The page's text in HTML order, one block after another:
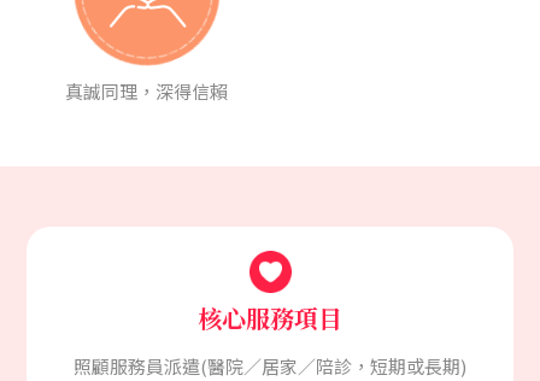
真誠同理，深得信賴
核心服務項目
照顧服務員派遣(醫院／居家／陪診，短期或長期)